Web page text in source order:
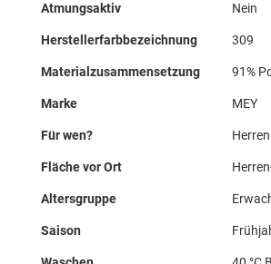
Atmungsaktiv Nein
Herstellerfarbbezeichnung 309
Materialzusammensetzung 91%
Marke MEY
Für wen? Herren
Fläche vor Ort
Altersgruppe
Saison